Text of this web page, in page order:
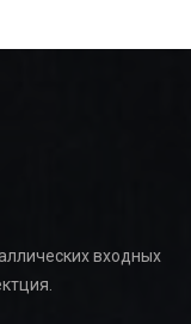
входных